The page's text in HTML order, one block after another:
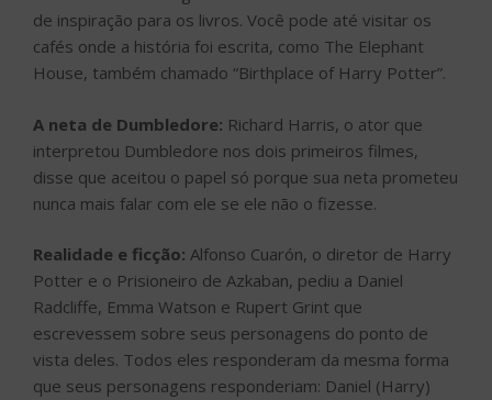
de inspiração para os livros. Você pode até visitar os
cafés onde a história foi escrita, como The Elephant
House, também chamado “Birthplace of Harry Potter”.
A neta de Dumbledore: Richard Harris, o ator que
interpretou Dumbledore nos dois primeiros filmes,
disse que aceitou o papel só porque sua neta prometeu
nunca mais falar com ele se ele não o fizesse.
Realidade e ficção: Alfonso Cuarón, o diretor de Harry
Potter e o Prisioneiro de Azkaban, pediu a Daniel
Radcliffe, Emma Watson e Rupert Grint que
escrevessem sobre seus personagens do ponto de
vista deles. Todos eles responderam da mesma forma
que seus personagens responderiam: Daniel (Harry)